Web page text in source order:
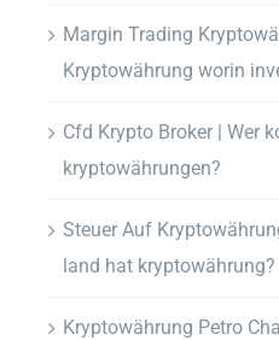
Margin Trading
Kryptowährung worin
Cfd Krypto Broker | Wer
kryptowährungen?
Steuer Auf
land hat kryptowährung?
Kryptowährung Petro